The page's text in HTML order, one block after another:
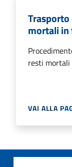
Trasporto
mortali
resti
VAI ALLA